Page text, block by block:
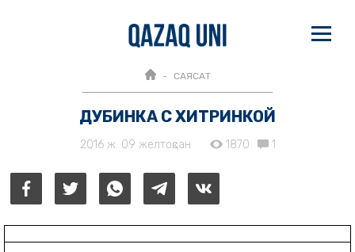
САЯСАТ
ДУБИНКА С ХИТРИНКОЙ
2016 ж. 09 желтоқсан 1870 1